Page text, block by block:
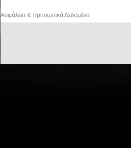
Ασφάλεια & Προσωπικά Δεδομένα